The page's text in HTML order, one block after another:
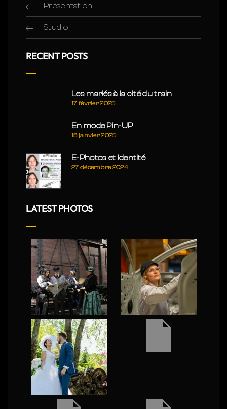
Présentation
Studio
RECENT POSTS
Les mariés à la cité du train
17 février 2025
En mode Pin-UP
13 janvier 2025
E-Photos et Identité
27 décembre 2024
LATEST PHOTOS